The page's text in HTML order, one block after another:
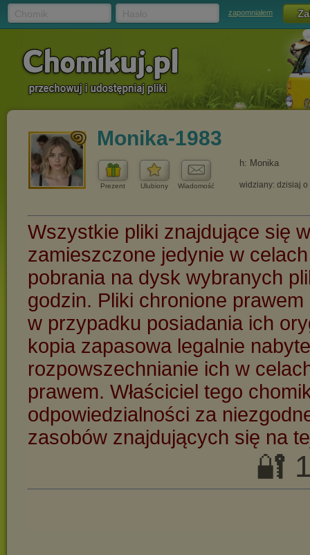
zapomniałem
Monika-1983
Prezent Ulubiony Wiadomość
h: Monika
widziany: dzisiaj o